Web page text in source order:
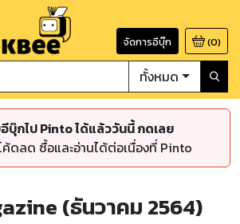
จัดการอีบุ๊ก (0)
ทั้งหมด
บุ๊กไป Pinto ได้แล้ววันนี้ กดเลย
ดลด ซื้อและอ่านได้ต่อเนื่องที่ Pinto
(ธันวาคม 2564)